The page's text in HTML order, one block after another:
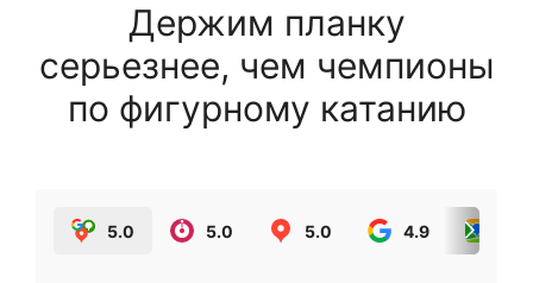
Держим планку
серьезнее, чем чемпионы
по фигурному катанию
5.0 5.0 5.0 4.9